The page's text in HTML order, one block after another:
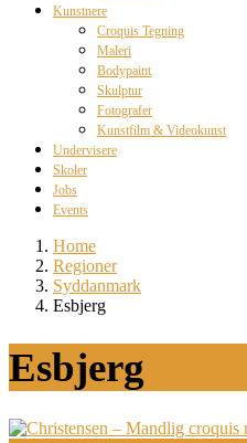
Kunstnere
Croquis Tegning
Maleri
Bodypaint
Skulptur
Fotografer
Kunstfilm & Videokunst
Undervisere
Skoler
Jobs
Events
Home
Regioner
Syddanmark
Esbjerg
Esbjerg